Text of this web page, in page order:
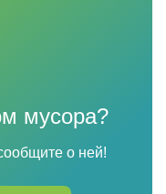
мусора?
о ней!